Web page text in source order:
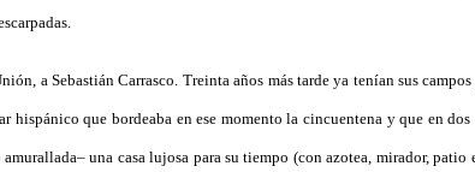
a Sebastián Carrasco. Treinta años más tarde ya tenían sus
que bordeaba en ese momento la cincuentena y que en
una casa lujosa para su tiempo (con azotea, mirador, patio